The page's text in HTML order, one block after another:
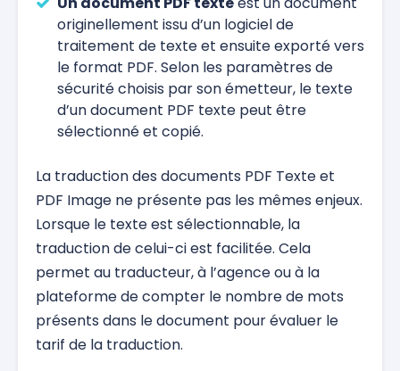
originellement issu d’un logiciel de
traitement de texte et ensuite exporté vers
le format PDF. Selon les paramètres de
sécurité choisis par son émetteur, le texte
d’un document PDF texte peut être
sélectionné et copié.
La traduction des documents PDF Texte et
PDF Image ne présente pas les mêmes enjeux.
Lorsque le texte est sélectionnable, la
traduction de celui-ci est facilitée. Cela
permet au traducteur, à l’agence ou à la
plateforme de compter le nombre de mots
présents dans le document pour évaluer le
tarif de la traduction.